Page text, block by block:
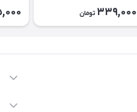
339,000 تومان